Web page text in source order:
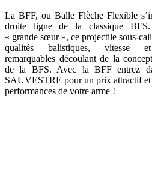
La BFF, ou Balle Flèche Flexible
droite ligne de la classique
« grande sœur », ce projectile sous-
qualités balistiques, vitesse
remarquables découlant de la
de la BFS. Avec la BFF entrez
SAUVESTRE pour un prix attractif et
performances de votre arme !